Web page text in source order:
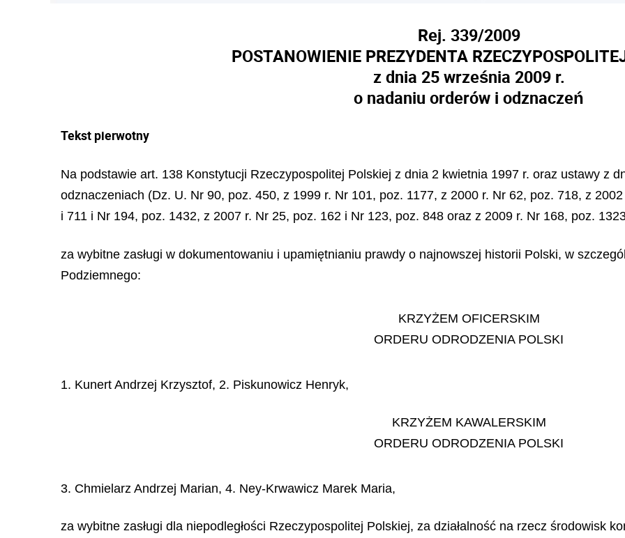
Rej. 339/2009
POSTANOWIENIE PREZYDENTA
z dnia 25 września 2009 r.
o nadaniu orderów i odznaczeń
Tekst pierwotny
Na podstawie art. 138 Konstytucji Rzeczypospolitej Polskiej z dnia 2 kwietnia 1997 r. oraz ustawy z
odznaczeniach (Dz. U. Nr 90, poz. 450, z 1999 r. Nr 101, poz. 1177, z 2000 r. Nr 62, poz. 718, z
i 711 i Nr 194, poz. 1432, z 2007 r. Nr 25, poz. 162 i Nr 123, poz. 848 oraz z 2009 r. Nr 168, poz.
za wybitne zasługi w dokumentowaniu i upamiętnianiu prawdy o najnowszej historii Polski, w
Podziemnego:
KRZYŻEM OFICERSKIM
ORDERU ODRODZENIA POLSKI
1. Kunert Andrzej Krzysztof, 2. Piskunowicz Henryk,
KRZYŻEM KAWALERSKIM
ORDERU ODRODZENIA POLSKI
3. Chmielarz Andrzej Marian, 4. Ney-Krwawicz Marek Maria,
za wybitne zasługi dla niepodległości Rzeczypospolitej Polskiej, za działalność na rzecz środowisk